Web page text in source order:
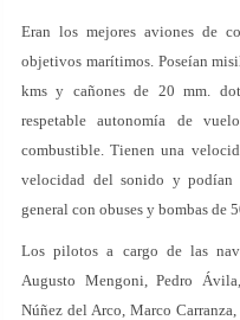
Eran los mejores aviones de
objetivos marítimos. Poseían
kms y cañones de 20 mm.
respetable autonomía de
combustible. Tienen una
velocidad del sonido y podían
general con obuses y bombas de
Los pilotos a cargo de las
Augusto Mengoni, Pedro
Núñez del Arco, Marco